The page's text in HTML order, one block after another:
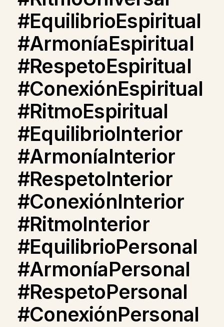
#EquilibrioEspiritual
#ArmoníaEspiritual
#RespetoEspiritual
#ConexiónEspiritual
#RitmoEspiritual
#EquilibrioInterior
#ArmoníaInterior
#RespetoInterior
#ConexiónInterior
#RitmoInterior
#EquilibrioPersonal
#ArmoníaPersonal
#RespetoPersonal
#ConexiónPersonal